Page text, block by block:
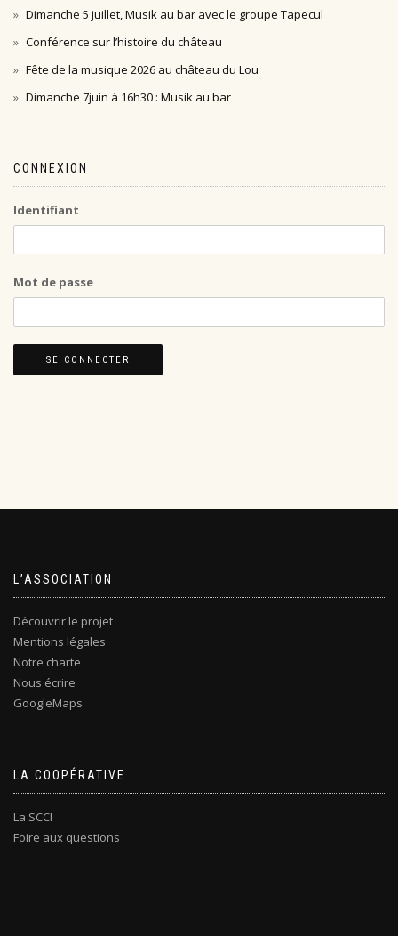
Dimanche 5 juillet, Musik au bar avec le groupe Tapecul
Conférence sur l’histoire du château
Fête de la musique 2026 au château du Lou
Dimanche 7juin à 16h30 : Musik au bar
CONNEXION
Identifiant
Mot de passe
L’ASSOCIATION
Découvrir le projet
Mentions légales
Notre charte
Nous écrire
GoogleMaps
LA COOPÉRATIVE
La SCCI
Foire aux questions